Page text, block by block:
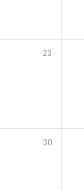
23
30